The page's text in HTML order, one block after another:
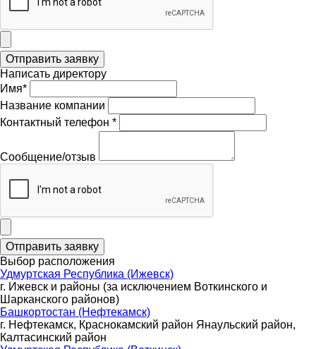
Написать директору
Имя*
Название компании
Контактный телефон *
Сообщение/отзыв
Выбор расположения
Удмуртская Республика (Ижевск)
г. Ижевск и районы (за исключением Воткинского и
Шарканского районов)
Башкортостан (Нефтекамск)
г. Нефтекамск, Краснокамский район Янаульский район,
Калтасинский район